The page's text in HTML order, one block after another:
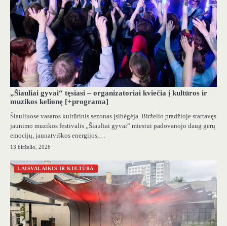
„Šiauliai gyvai“ tęsiasi – organizatoriai kviečia į kultūros ir
muzikos kelionę [+programa]
Šiauliuose vasaros kultūrinis sezonas įsibėgėja. Birželio pradžioje startavęs
jaunimo muzikos festivalis „Šiauliai gyvai“ miestui padovanojo daug gerų
emocijų, jaunatviškos energijos,…
13 birželio, 2026
LAISVALAIKIS IR KULTŪRA